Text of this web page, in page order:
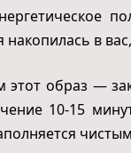
накопилась в
этот образ —
10-15